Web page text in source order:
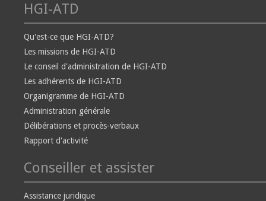
HGI-ATD
Qu'est-ce que HGI-ATD?
Les missions de HGI-ATD
Le conseil d'administration de HGI-ATD
Les adhérents de HGI-ATD
Organigramme de HGI-ATD
Administration générale
Délibérations et procès-verbaux
Rapport d'activité
Conseiller et assister
Assistance juridique